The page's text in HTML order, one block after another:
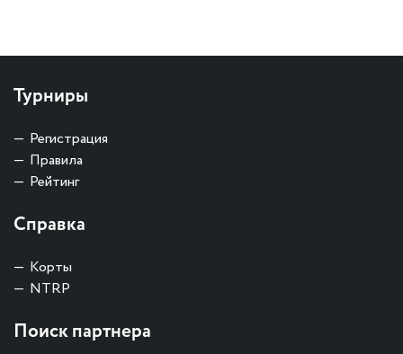
Турниры
Регистрация
Правила
Рейтинг
Справка
Корты
NTRP
Поиск партнера